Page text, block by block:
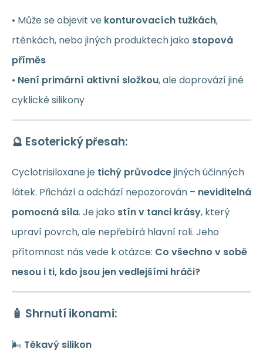
• Může se objevit ve konturovacích tužkách,
rtěnkách, nebo jiných produktech jako stopová
příměs
• Není primární aktivní složkou, ale doprovází jiné
cyklické silikony
🔮 Esoterický přesah:
Cyclotrisiloxane je tichý průvodcejiných účinných
látek. Přichází a odchází nepozorován – neviditelná
pomocná síla. Je jako stín v tanci krásy, který
upraví povrch, ale nepřebírá hlavní roli. Jeho
přítomnost nás vede k otázce: Co všechno v sobě
nesou i ti, kdo jsou jen vedlejšími hráči?
🧴 Shrnutí ikonami:
🌬️ Těkavý silikon